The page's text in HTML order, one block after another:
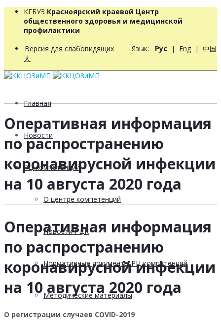
КГБУЗ Красноярский краевой Центр
общественного здоровья и медицинской
профилактики
Версия для слабовидящих Язык: Рус | Eng | 中国
人
Главная
Новости
РЦ компетенций
О центре компетенций
Новости РЦК
Нормативные документы РЦ компетенций
Методические материалы
Оперативная информация
по распространению
коронавирусной инфекции
на 10 августа 2020 года
Оперативная информация
по распространению
коронавирусной инфекции
на 10 августа 2020 года
О регистрации случаев COVID-2019